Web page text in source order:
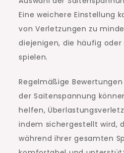
Eine weichere Einstellung
von Verletzungen zu
diejenigen, die häufig
spielen.
Regelmäßige
der Saitenspannung
helfen,
indem sichergestellt wird,
während ihrer gesamten